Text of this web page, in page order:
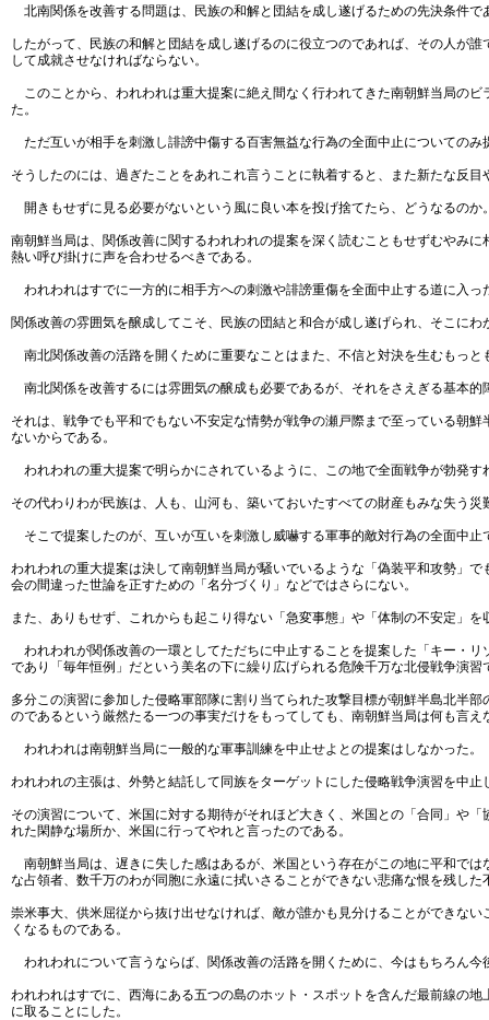
北南関係を改善する問題は、民族の和解と団結を成し遂げるための先決条件
したがって、民族の和解と団結を成し遂げるのに役立つのであれば、その人が
して成就させなければならない。
このことから、われわれは重大提案に絶え間なく行われてきた南朝鮮当局の
た。
ただ互いが相手を刺激し誹謗中傷する百害無益な行為の全面中止についてのみ
そうしたのには、過ぎたことをあれこれ言うことに執着すると、また新たな反
開きもせずに見る必要がないという風に良い本を投げ捨てたら、どうなるのか
南朝鮮当局は、関係改善に関するわれわれの提案を深く読むこともせずむやみ
熱い呼び掛けに声を合わせるべきである。
われわれはすでに一方的に相手方への刺激や誹謗重傷を全面中止する道に入っ
関係改善の雰囲気を醸成してこそ、民族の団結と和合が成し遂げられ、そこに
南北関係改善の活路を開くために重要なことはまた、不信と対決を生むもっ
南北関係を改善するには雰囲気の醸成も必要であるが、それをさえぎる基本
それは、戦争でも平和でもない不安定な情勢が戦争の瀬戸際まで至っている朝
ないからである。
われわれの重大提案で明らかにされているように、この地で全面戦争が勃発
その代わりわが民族は、人も、山河も、築いておいたすべての財産もみな失う
そこで提案したのが、互いが互いを刺激し威嚇する軍事的敵対行為の全面中止
われわれの重大提案は決して南朝鮮当局が騒いでいるような「偽装平和攻勢」
会の間違った世論を正すための「名分づくり」などではさらにない。
また、ありもせず、これからも起こり得ない「急変事態」や「体制の不安定」
われわれが関係改善の一環としてただちに中止することを提案した「キー・
であり「毎年恒例」だという美名の下に繰り広げられる危険千万な北侵戦争演習
多分この演習に参加した侵略軍部隊に割り当てられた攻撃目標が朝鮮半島北半
のであるという厳然たる一つの事実だけをもってしても、南朝鮮当局は何も言え
われわれは南朝鮮当局に一般的な軍事訓練を中止せよとの提案はしなかった。
われわれの主張は、外勢と結託して同族をターゲットにした侵略戦争演習を中止
その演習について、米国に対する期待がそれほど大きく、米国との「合同」や
れた閑静な場所か、米国に行ってやれと言ったのである。
南朝鮮当局は、遅きに失した感はあるが、米国という存在がこの地に平和で
な占領者、数千万のわが同胞に永遠に拭いさることができない悲痛な恨を残し
崇米事大、供米屈従から抜け出せなければ、敵が誰かも見分けることができな
くなるものである。
われわれについて言うならば、関係改善の活路を開くために、今はもちろん
われわれはすでに、西海にある五つの島のホット・スポットを含んだ最前線の
に取ることにした。